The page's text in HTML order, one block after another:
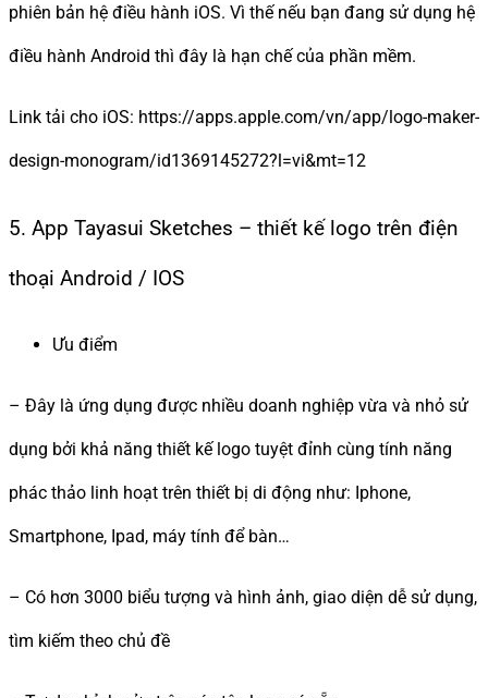
phiên bản hệ điều hành iOS. Vì thế nếu bạn đang sử dụng hệ
điều hành Android thì đây là hạn chế của phần mềm.
Link tải cho iOS: https://apps.apple.com/vn/app/logo-maker-
design-monogram/id1369145272?l=vi&mt=12
5. App Tayasui Sketches – thiết kế logo trên điện
thoại Android / IOS
Ưu điểm
– Đây là ứng dụng được nhiều doanh nghiệp vừa và nhỏ sử
dụng bởi khả năng thiết kế logo tuyệt đỉnh cùng tính năng
phác thảo linh hoạt trên thiết bị di động như: Iphone,
Smartphone, Ipad, máy tính để bàn…
– Có hơn 3000 biểu tượng và hình ảnh, giao diện dễ sử dụng,
tìm kiếm theo chủ đề